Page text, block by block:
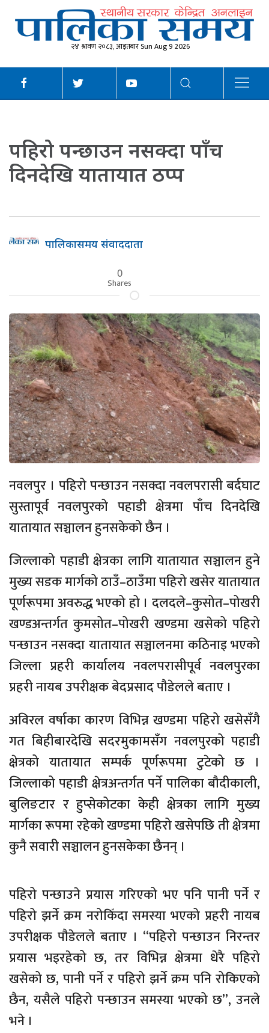
२४ श्रावण २०८३, आइतबार Sun Aug 9 2026
पहिरो पन्छाउन नसक्दा पाँच
दिनदेखि यातायात ठप्प
पालिकासमय संवाददाता
0
Shares
नवलपुर । पहिरो पन्छाउन नसक्दा नवलपरासी बर्दघाट
सुस्तापूर्व नवलपुरको पहाडी क्षेत्रमा पाँच दिनदेखि
यातायात सञ्चालन हुनसकेको छैन ।
जिल्लाको पहाडी क्षेत्रका लागि यातायात सञ्चालन हुने
मुख्य सडक मार्गको ठाउँ–ठाउँमा पहिरो खसेर यातायात
पूर्णरूपमा अवरुद्ध भएको हो । दलदले–कुसोत–पोखरी
खण्डअन्तर्गत कुमसोत–पोखरी खण्डमा खसेको पहिरो
पन्छाउन नसक्दा यातायात सञ्चालनमा कठिनाइ भएको
जिल्ला प्रहरी कार्यालय नवलपरासीपूर्व नवलपुरका
प्रहरी नायब उपरीक्षक बेदप्रसाद पौडेलले बताए ।
अविरल वर्षाका कारण विभिन्न खण्डमा पहिरो खसेसँगै
गत बिहीबारदेखि सदरमुकामसँग नवलपुरको पहाडी
क्षेत्रको यातायात सम्पर्क पूर्णरूपमा टुटेको छ ।
जिल्लाको पहाडी क्षेत्रअन्तर्गत पर्ने पालिका बौदीकाली,
बुलिङटार र हुप्सेकोटका केही क्षेत्रका लागि मुख्य
मार्गका रूपमा रहेको खण्डमा पहिरो खसेपछि ती क्षेत्रमा
कुनै सवारी सञ्चालन हुनसकेका छैनन् ।
पहिरो पन्छाउने प्रयास गरिएको भए पनि पानी पर्ने र
पहिरो झर्ने क्रम नरोकिँदा समस्या भएको प्रहरी नायब
उपरीक्षक पौडेलले बताए । “पहिरो पन्छाउन निरन्तर
प्रयास भइरहेको छ, तर विभिन्न क्षेत्रमा धेरै पहिरो
खसेको छ, पानी पर्ने र पहिरो झर्ने क्रम पनि रोकिएको
छैन, यसैले पहिरो पन्छाउन समस्या भएको छ”, उनले
भने ।